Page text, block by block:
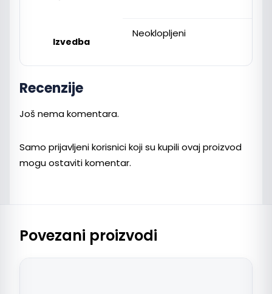
Izvedba
Neoklopljeni
Recenzije
Još nema komentara.
Samo prijavljeni korisnici koji su kupili ovaj proizvod
mogu ostaviti komentar.
Povezani proizvodi